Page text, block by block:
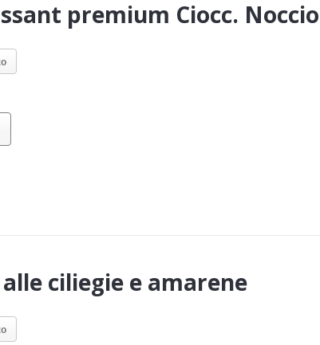
premium Ciocc.
ciliegie e amarene